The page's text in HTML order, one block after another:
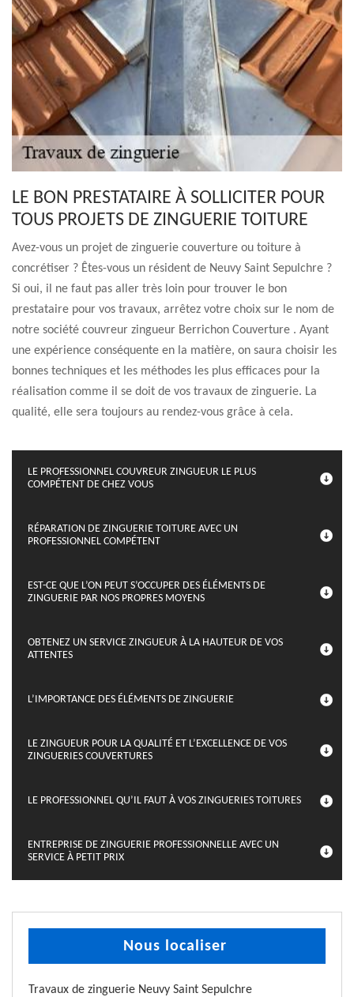
LE BON PRESTATAIRE À SOLLICITER POUR
TOUS PROJETS DE ZINGUERIE TOITURE
Avez-vous un projet de zinguerie couverture ou toiture à
concrétiser ? Êtes-vous un résident de Neuvy Saint Sepulchre ?
Si oui, il ne faut pas aller très loin pour trouver le bon
prestataire pour vos travaux, arrêtez votre choix sur le nom de
notre société couvreur zingueur Berrichon Couverture . Ayant
une expérience conséquente en la matière, on saura choisir les
bonnes techniques et les méthodes les plus efficaces pour la
réalisation comme il se doit de vos travaux de zinguerie. La
qualité, elle sera toujours au rendez-vous grâce à cela.
LE PROFESSIONNEL COUVREUR ZINGUEUR LE PLUS
COMPÉTENT DE CHEZ VOUS
RÉPARATION DE ZINGUERIE TOITURE AVEC UN
PROFESSIONNEL COMPÉTENT
EST-CE QUE L’ON PEUT S’OCCUPER DES ÉLÉMENTS DE
ZINGUERIE PAR NOS PROPRES MOYENS
OBTENEZ UN SERVICE ZINGUEUR À LA HAUTEUR DE VOS
ATTENTES
L’IMPORTANCE DES ÉLÉMENTS DE ZINGUERIE
LE ZINGUEUR POUR LA QUALITÉ ET L’EXCELLENCE DE VOS
ZINGUERIES COUVERTURES
LE PROFESSIONNEL QU’IL FAUT À VOS ZINGUERIES TOITURES
ENTREPRISE DE ZINGUERIE PROFESSIONNELLE AVEC UN
SERVICE À PETIT PRIX
Nous localiser
Travaux de zinguerie Neuvy Saint Sepulchre